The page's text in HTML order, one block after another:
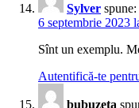
Sylver spune:
6 septembrie 2023
Sînt un exemplu.
Autentifică-te
bubuzeta